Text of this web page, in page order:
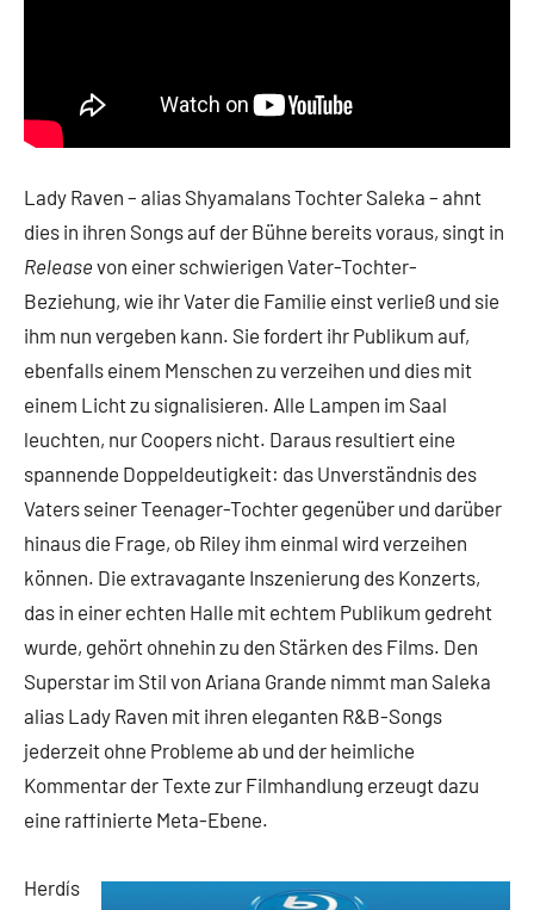
Lady Raven – alias Shyamalans Tochter Saleka – ahnt
dies in ihren Songs auf der Bühne bereits voraus, singt in
Release von einer schwierigen Vater-Tochter-
Beziehung, wie ihr Vater die Familie einst verließ und sie
ihm nun vergeben kann. Sie fordert ihr Publikum auf,
ebenfalls einem Menschen zu verzeihen und dies mit
einem Licht zu signalisieren. Alle Lampen im Saal
leuchten, nur Coopers nicht. Daraus resultiert eine
spannende Doppeldeutigkeit: das Unverständnis des
Vaters seiner Teenager-Tochter gegenüber und darüber
hinaus die Frage, ob Riley ihm einmal wird verzeihen
können. Die extravagante Inszenierung des Konzerts,
das in einer echten Halle mit echtem Publikum gedreht
wurde, gehört ohnehin zu den Stärken des Films. Den
Superstar im Stil von Ariana Grande nimmt man Saleka
alias Lady Raven mit ihren eleganten R&B-Songs
jederzeit ohne Probleme ab und der heimliche
Kommentar der Texte zur Filmhandlung erzeugt dazu
eine raffinierte Meta-Ebene.
Herdís